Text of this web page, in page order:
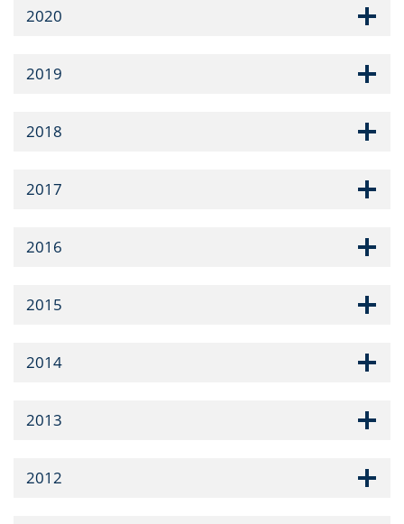
2020
2019
2018
2017
2016
2015
2014
2013
2012